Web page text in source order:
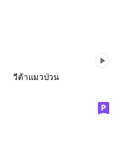
วีต้าแมวป่วน